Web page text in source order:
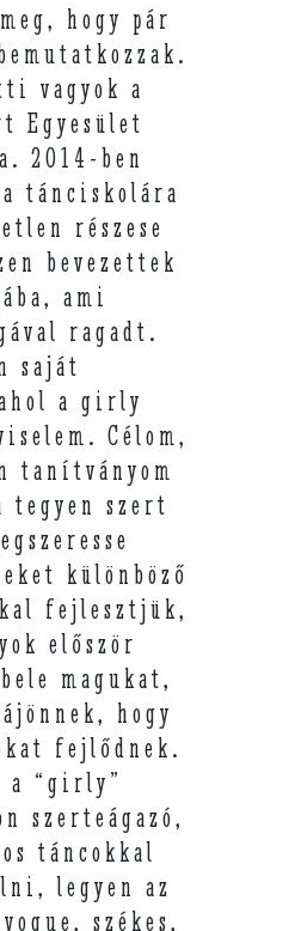
hogy pár
vagyok a
Egyesület
2014-ben
tánciskolára
részese
bevezettek
ami
ragadt.
saját
a girly
Célom,
tanítványom
tegyen szert
különböző
fejlesztjük,
először
magukat,
hogy
fejlődnek.
a “girly”
szerteágazó,
táncokkal
legyen az
székes,